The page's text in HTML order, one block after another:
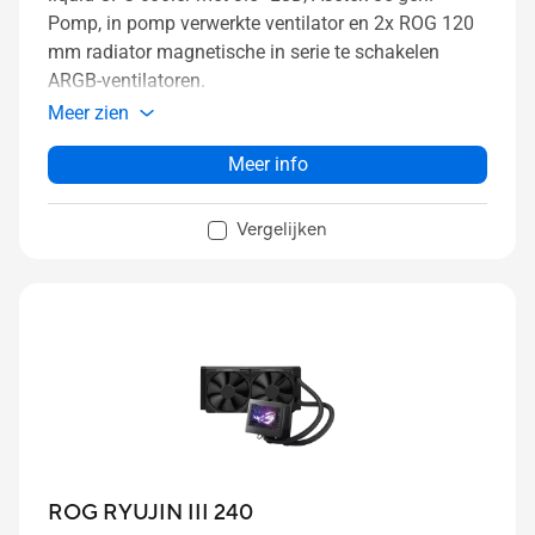
Pomp, in pomp verwerkte ventilator en 2x ROG 120
mm radiator magnetische in serie te schakelen
ARGB-ventilatoren.
Meer zien
Meer info
Vergelijken
ROG RYUJIN III 240